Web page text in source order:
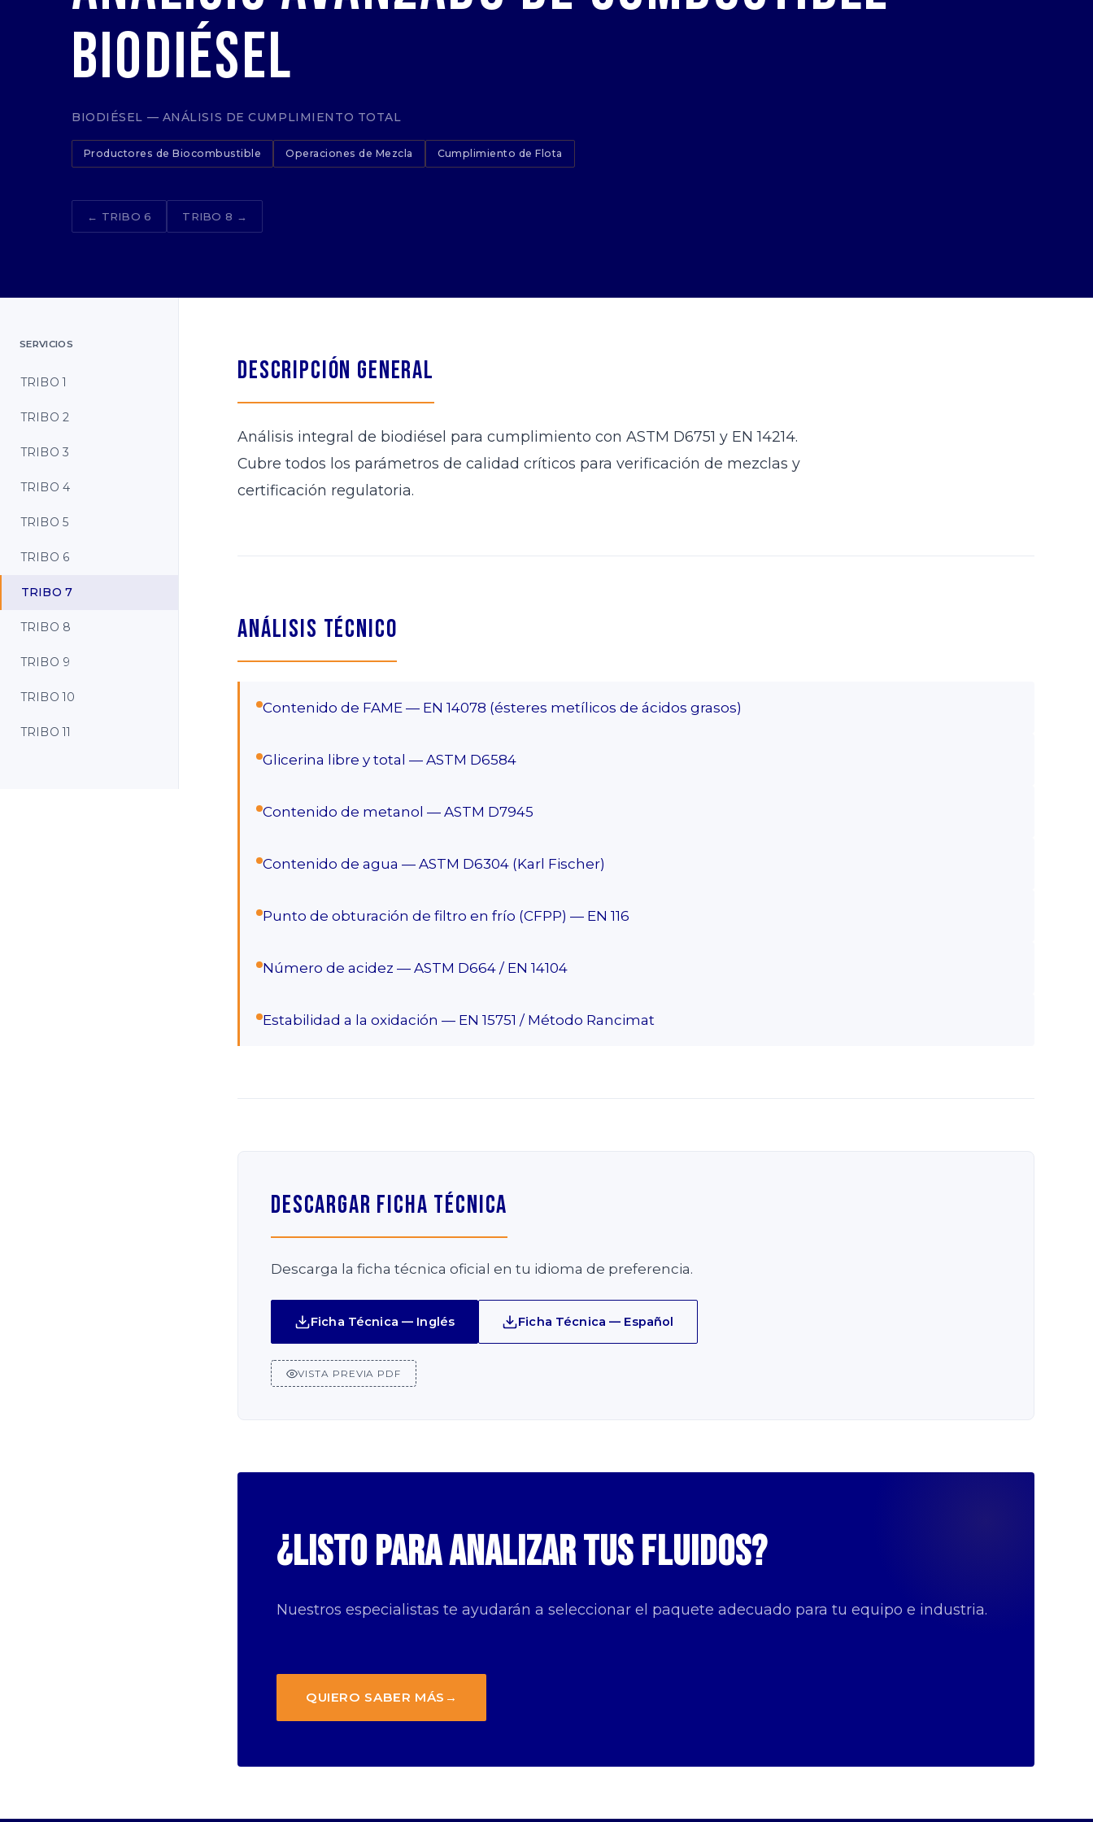
Biodiésel
BIODIÉSEL — ANÁLISIS DE CUMPLIMIENTO TOTAL
Productores de Biocombustible Operaciones de Mezcla Cumplimiento de Flota
← TRIBO 6 TRIBO 8 →
SERVICIOS
TRIBO 1
TRIBO 2
TRIBO 3
TRIBO 4
TRIBO 5
TRIBO 6
TRIBO 7
TRIBO 8
TRIBO 9
TRIBO 10
TRIBO 11
Descripción General
Análisis integral de biodiésel para cumplimiento con ASTM D6751 y EN 14214.
Cubre todos los parámetros de calidad críticos para verificación de mezclas y
certificación regulatoria.
Análisis Técnico
Contenido de FAME — EN 14078 (ésteres metílicos de ácidos grasos)
Glicerina libre y total — ASTM D6584
Contenido de metanol — ASTM D7945
Contenido de agua — ASTM D6304 (Karl Fischer)
Punto de obturación de filtro en frío (CFPP) — EN 116
Número de acidez — ASTM D664 / EN 14104
Estabilidad a la oxidación — EN 15751 / Método Rancimat
Descargar Ficha Técnica
Descarga la ficha técnica oficial en tu idioma de preferencia.
Ficha Técnica — Inglés Ficha Técnica — Español
VISTA PREVIA PDF
¿Listo para analizar tus fluidos?
Nuestros especialistas te ayudarán a seleccionar el paquete adecuado para tu equipo e industria.
QUIERO SABER MÁS →